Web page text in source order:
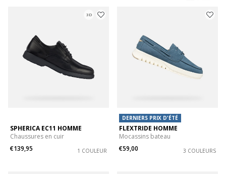
3D
SPHERICA EC11 HOMME
Chaussures en cuir
€139,95
1 COULEUR
DERNIERS PRIX D'ÉTÉ
FLEXTRIDE HOMME
Mocassins bateau
€59,00
3 COULEURS